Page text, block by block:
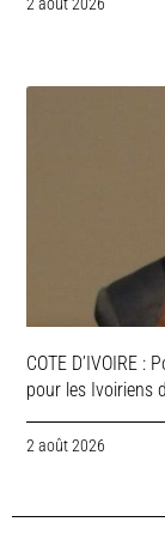
COTE D’IVOIRE
pour les Ivoiriens
2 août 2026